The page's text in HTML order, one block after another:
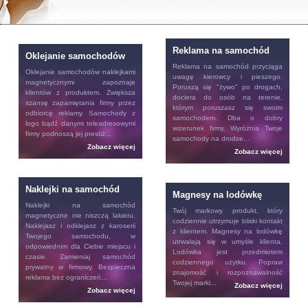
Oklejanie samochodów
Oklejanie samochodów naklejkami
magnetycznymi zapoznaje
klientów z produktem. Zwiększa
szansę zapamiętania firmy przez
odbiorcę reklamy. Samochody z
logo bądź danymi teleadresowymi
firmy podnoszą jej prestiż...
Zobacz więcej
Reklama na samochód
Reklama na samochód przyciąga
uwagę kierowcy i pieszego.
Poruszą się "żywo" po drogach,
dociera do osób na terenie,
którym poruszasz się swoim
samochodem. Dba o dobry
wizerunek firmy. Wyróżnia Twoje
samochody na drodze...
Zobacz więcej
Naklejki na samochód
Naklejki na samochód
magnetyczne nie niszczą lakieru.
Naklejasz i odklejasz z karoserii
Twojego samochodu, w
odpowiednim dla Ciebie miejscu i
czasie. Zamieniaj samochód
prywatny w firmowy. Bezpieczna
reklama bez ograniczeń...
Zobacz więcej
Magnesy na lodówkę
Twój markowy produkt, który
codziennie utrzymuje bliski kontakt
z klientem. Magnesy na lodówkę
utrwalają się w umyśle klienta.
Lodówka jest przedmiotem
codziennego użytku. Popraw
znajomość i rozpoznawalność
Twojej marki...
Zobacz więcej